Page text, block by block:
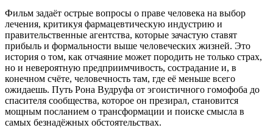
Фильм задаёт острые вопросы о праве человека на выбор
лечения, критикуя фармацевтическую индустрию и
правительственные агентства, которые зачастую ставят
прибыль и формальности выше человеческих жизней. Это
история о том, как отчаяние может породить не только страх,
но и невероятную предприимчивость, сострадание и, в
конечном счёте, человечность там, где её меньше всего
ожидаешь. Путь Рона Вудруфа от эгоистичного гомофоба до
спасителя сообщества, которое он презирал, становится
мощным посланием о трансформации и поиске смысла в
самых безнадёжных обстоятельствах.